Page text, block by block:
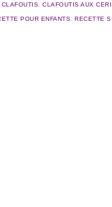
CLAFOUTIS ,CLAFOUTIS AUX
POUR ENFANTS ,RECETTE